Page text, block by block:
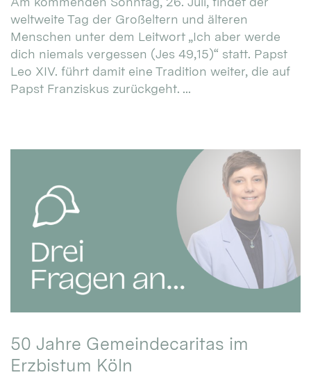
weltweite Tag der Großeltern und älteren
Menschen unter dem Leitwort „Ich aber werde
dich niemals vergessen (Jes 49,15)“ statt. Papst
Leo XIV. führt damit eine Tradition weiter, die auf
Papst Franziskus zurückgeht. ...
50 Jahre Gemeindecaritas im
Erzbistum Köln